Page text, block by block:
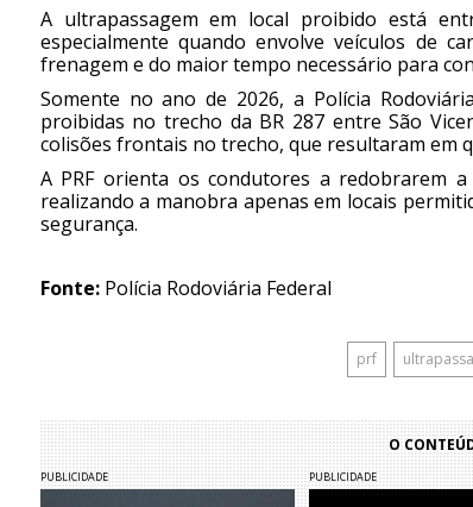
A ultrapassagem em local proibido está
especialmente quando envolve veículos de
frenagem e do maior tempo necessário para
Somente no ano de 2026, a Polícia
proibidas no trecho da BR 287 entre São
colisões frontais no trecho, que resultaram em
A PRF orienta os condutores a redobrarem
realizando a manobra apenas em locais
segurança.
Fonte:Polícia Rodoviária Federal
prf
O
PUBLICIDADE PUBLICIDADE